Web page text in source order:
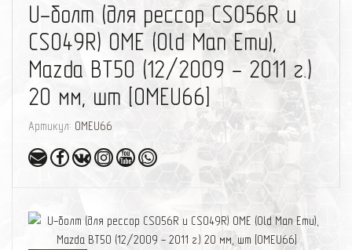
U-болт (для рессор CS056R и
CS049R) OME (Old Man Emu),
Mazda BT50 (12/2009 - 2011 г.)
20 мм, шт [OMEU66]
Артикул: OMEU66